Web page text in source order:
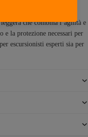
che combina l’agilità e
la protezione necessari per
escursionisti esperti sia per